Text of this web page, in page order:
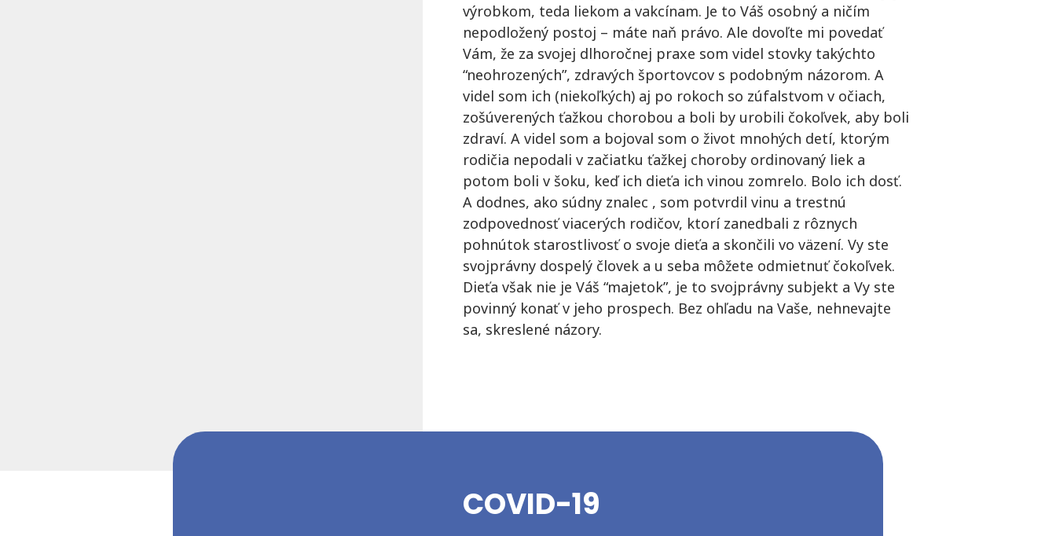
výrobkom, teda liekom a vakcínam. Je to Váš osobný a ničím
nepodložený postoj – máte naň právo. Ale dovoľte mi povedať
Vám, že za svojej dlhoročnej praxe som videl stovky takýchto
“neohrozených”, zdravých športovcov s podobným názorom. A
videl som ich (niekoľkých) aj po rokoch so zúfalstvom v očiach,
zošúverených ťažkou chorobou a boli by urobili čokoľvek, aby boli
zdraví. A videl som a bojoval som o život mnohých detí, ktorým
rodičia nepodali v začiatku ťažkej choroby ordinovaný liek a
potom boli v šoku, keď ich dieťa ich vinou zomrelo. Bolo ich dosť.
A dodnes, ako súdny znalec , som potvrdil vinu a trestnú
zodpovednosť viacerých rodičov, ktorí zanedbali z rôznych
pohnútok starostlivosť o svoje dieťa a skončili vo väzení. Vy ste
svojprávny dospelý človek a u seba môžete odmietnuť čokoľvek.
Dieťa však nie je Váš “majetok”, je to svojprávny subjekt a Vy ste
povinný konať v jeho prospech. Bez ohľadu na Vaše, nehnevajte
sa, skreslené názory.
COVID-19